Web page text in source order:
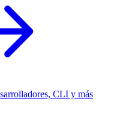
CLI y más